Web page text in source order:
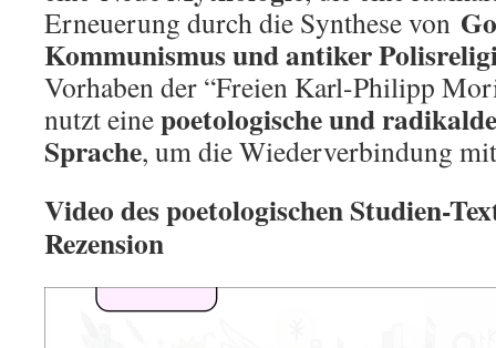
Erneuerung durch die Synthese von
Kommunismus und antiker
Vorhaben der “Freien Karl-Philipp
nutzt einepoetologische und
Sprache, um die Wiederverbindung
Video des poetologischen Studien-
Rezension